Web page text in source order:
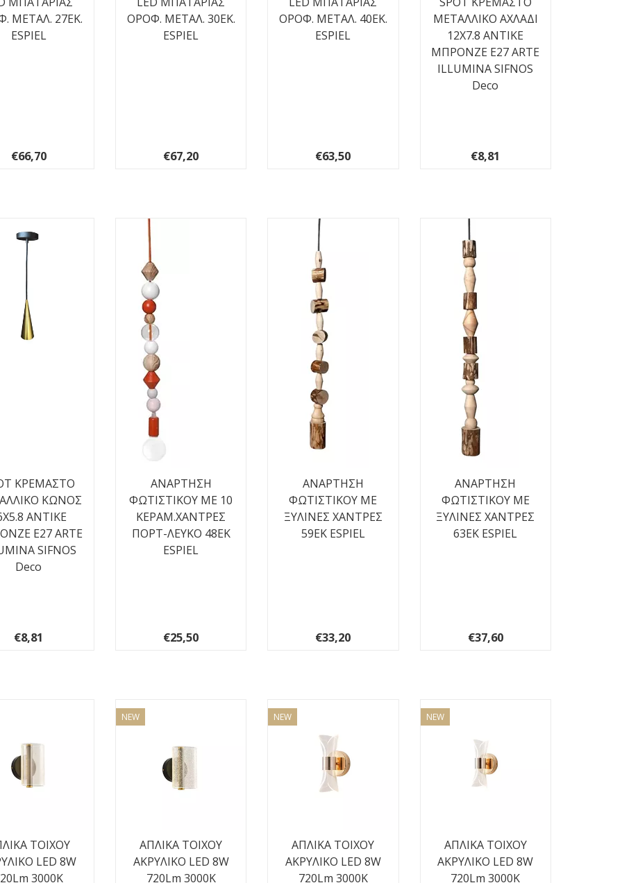
ΜΕΤΑΛ. 27ΕΚ.
ESPIEL
€66,70
ΟΡΟΦ. ΜΕΤΑΛ. 30ΕΚ.
ESPIEL
€67,20
ΟΡΟΦ. ΜΕΤΑΛ. 40ΕΚ.
ESPIEL
€63,50
ΜΕΤΑΛΛΙΚΟ ΑΧΛΑΔΙ
12X7.8 ΑΝΤΙΚΕ
ΜΠΡΟΝΖΕ Ε27 ARTE
ILLUMINA SIFNOS
Deco
€8,81
ΚΡΕΜΑΣΤΟ
ΚΩΝΟΣ
ΑΝΤΙΚΕ
Ε27 ARTE
SIFNOS
Deco
€8,81
ΑΝΑΡΤΗΣΗ
ΦΩΤΙΣΤΙΚΟΥ ΜΕ 10
ΚΕΡΑΜ.ΧΑΝΤΡΕΣ
ΠΟΡΤ-ΛΕΥΚΟ 48EK
ESPIEL
€25,50
ΑΝΑΡΤΗΣΗ
ΦΩΤΙΣΤΙΚΟΥ ΜΕ
ΞΥΛΙΝΕΣ ΧΑΝΤΡΕΣ
59ΕΚ ESPIEL
€33,20
ΑΝΑΡΤΗΣΗ
ΦΩΤΙΣΤΙΚΟΥ ΜΕ
ΞΥΛΙΝΕΣ ΧΑΝΤΡΕΣ
63ΕΚ ESPIEL
€37,60
TOIXOY
LED 8W
3000K
NEW
ΑΠΛΙΚΑ TOIXOY
ΑΚΡΥΛΙΚΟ LED 8W
720Lm 3000K
NEW
ΑΠΛΙΚΑ TOIXOY
ΑΚΡΥΛΙΚΟ LED 8W
720Lm 3000K
NEW
ΑΠΛΙΚΑ TOIXOY
ΑΚΡΥΛΙΚΟ LED 8W
720Lm 3000K